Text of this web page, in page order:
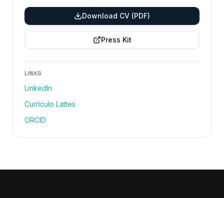
Download CV (PDF)
Press Kit
LINKS
LinkedIn
Currículo Lattes
ORCID